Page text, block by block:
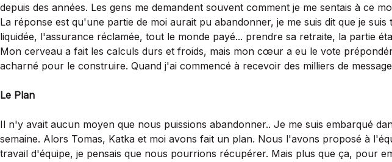
depuis des années. Les gens me demandent souvent comment je me sentais à ce
La réponse est qu'une partie de moi aurait pu abandonner, je me suis dit que je
liquidée, l'assurance réclamée, tout le monde payé... prendre sa retraite, la partie
Mon cerveau a fait les calculs durs et froids, mais mon cœur a eu le vote
acharné pour le construire. Quand j'ai commencé à recevoir des milliers de
Le Plan
Il n'y avait aucun moyen que nous puissions abandonner.. Je me suis embarqué
semaine. Alors Tomas, Katka et moi avons fait un plan. Nous l'avons proposé à
travail d'équipe, je pensais que nous pourrions récupérer. Mais plus que ça,